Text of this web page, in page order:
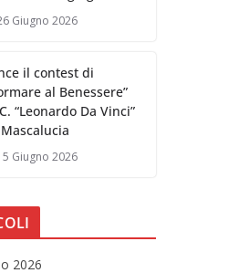
Giugno 2026
il contest di
al Benessere”
“Leonardo Da Vinci”
Giugno 2026
2026